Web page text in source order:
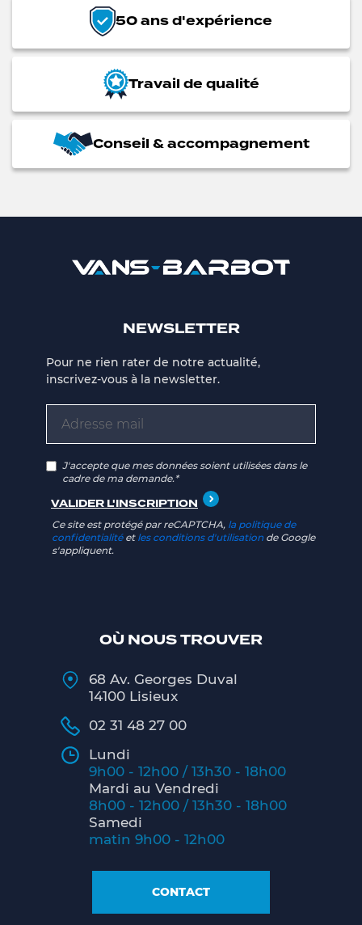
50 ans d'expérience
Travail de qualité
Conseil & accompagnement
OÙ NOUS TROUVER
68 Av. Georges Duval
14100 Lisieux
02 31 48 27 00
Lundi
9h00 - 12h00 / 13h30 - 18h00
Mardi au Vendredi
8h00 - 12h00 / 13h30 - 18h00
Samedi
matin 9h00 - 12h00
CONTACT
NEWSLETTER
Pour ne rien rater de notre actualité,
inscrivez-vous à la newsletter.
J'accepte que mes données soient utilisées dans le
cadre de ma demande.*
Ce site est protégé par reCAPTCHA, la politique de
confidentialitéet les conditions d'utilisation de Google
s'appliquent.